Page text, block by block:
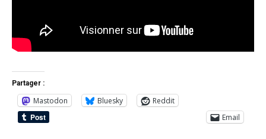
Partager :
Mastodon Bluesky
Reddit
Email